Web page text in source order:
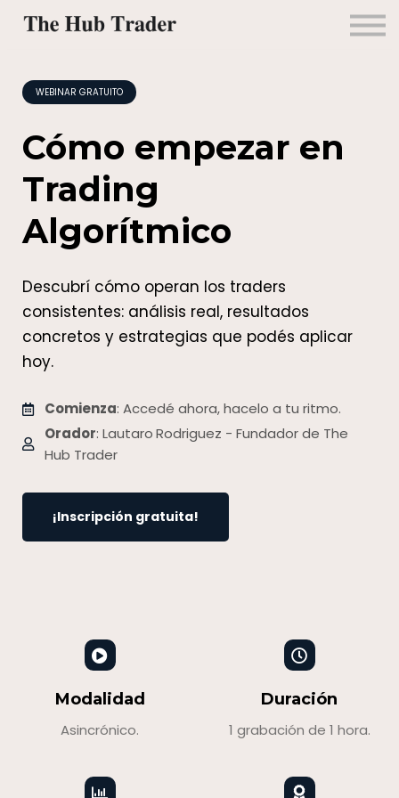
Alianzas
WEBINAR GRATUITO
Cómo empezar en
Trading
Algorítmico
Descubrí cómo operan los traders
consistentes: análisis real, resultados
concretos y estrategias que podés aplicar
hoy.
Comienza: Accedé ahora, hacelo a tu ritmo.
Orador: LautaroRodriguez - Fundador de The
Hub Trader
¡Inscripción gratuita!
Modalidad
Asincrónico.
Duración
1 grabación de 1 hora.